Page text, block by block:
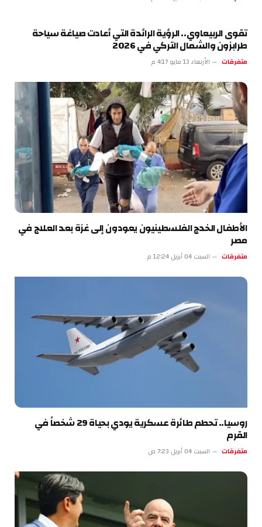
تقوى الربيعاوي.. الرؤية الرائدة التي أعادت صياغة سياحة
طرابزون والشمال التركي في 2026
متفرقات الأربعاء 13 مايو 4:17 م
الأطفال الخدج الفلسطينيون يعودون إلى غزة بعد العلاج في
مصر
متفرقات السبت 04 أبريل 12:24 م
روسيا.. تحطم طائرة عسكرية يودي بحياة 29 شخصاً في
القرم
متفرقات السبت 04 أبريل 7:23 ص